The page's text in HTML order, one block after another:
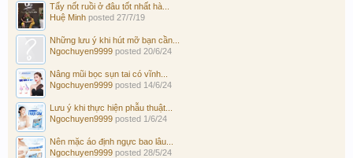
Tẩy nốt ruồi ở đâu tốt nhất hà...
Huệ Minh posted 27/7/19
Những lưu ý khi hút mỡ bạn cần...
Ngochuyen9999 posted 20/6/24
Nâng mũi bọc sụn tai có vĩnh...
Ngochuyen9999 posted 14/6/24
Lưu ý khi thực hiện phẫu thuật...
Ngochuyen9999 posted 1/6/24
Nên mặc áo định ngực bao lâu...
Ngochuyen9999 posted 28/5/24